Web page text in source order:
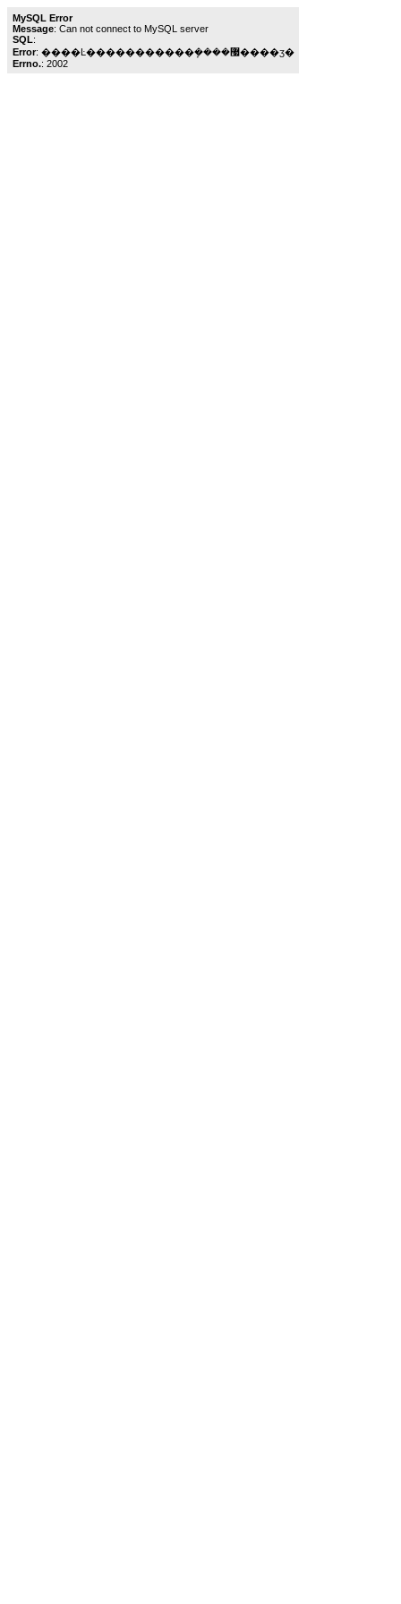
MySQL Error
Message: Can not connect to MySQL server
SQL:
Error
: ����Ŀ�����������ܾ����޷����ӡ�
Errno.: 2002